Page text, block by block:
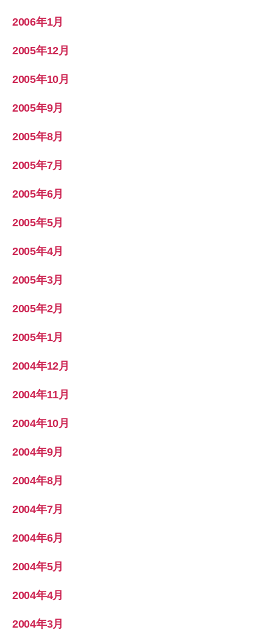
2006年1月
2005年12月
2005年10月
2005年9月
2005年8月
2005年7月
2005年6月
2005年5月
2005年4月
2005年3月
2005年2月
2005年1月
2004年12月
2004年11月
2004年10月
2004年9月
2004年8月
2004年7月
2004年6月
2004年5月
2004年4月
2004年3月